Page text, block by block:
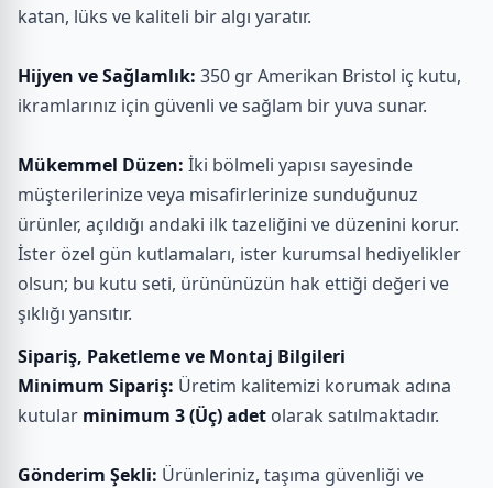
katan, lüks ve kaliteli bir algı yaratır.
Hijyen ve Sağlamlık: 350 gr Amerikan Bristol iç kutu,
ikramlarınız için güvenli ve sağlam bir yuva sunar.
Mükemmel Düzen: İki bölmeli yapısı sayesinde
müşterilerinize veya misafirlerinize sunduğunuz
ürünler, açıldığı andaki ilk tazeliğini ve düzenini korur.
İster özel gün kutlamaları, ister kurumsal hediyelikler
olsun; bu kutu seti, ürününüzün hak ettiği değeri ve
şıklığı yansıtır.
Sipariş, Paketleme ve Montaj Bilgileri
Minimum Sipariş: Üretim kalitemizi korumak adına
kutular minimum 3 (Üç) adet olarak satılmaktadır.
Gönderim Şekli: Ürünleriniz, taşıma güvenliği ve